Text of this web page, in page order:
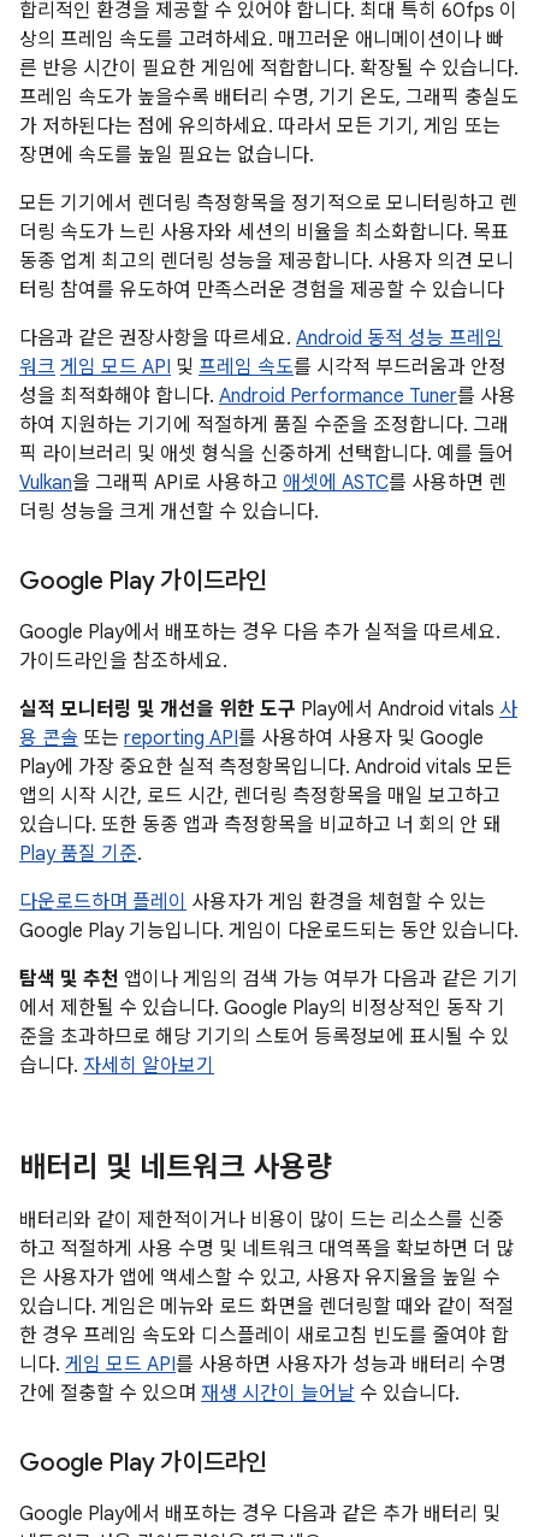
합리적인 환경을 제공할 수 있어야 합니다. 최대 특히 60fps 이
상의 프레임 속도를 고려하세요. 매끄러운 애니메이션이나 빠
른 반응 시간이 필요한 게임에 적합합니다. 확장될 수 있습니다.
프레임 속도가 높을수록 배터리 수명, 기기 온도, 그래픽 충실도
가 저하된다는 점에 유의하세요. 따라서 모든 기기, 게임 또는
장면에 속도를 높일 필요는 없습니다.
모든 기기에서 렌더링 측정항목을 정기적으로 모니터링하고 렌
더링 속도가 느린 사용자와 세션의 비율을 최소화합니다. 목표
동종 업계 최고의 렌더링 성능을 제공합니다. 사용자 의견 모니
터링 참여를 유도하여 만족스러운 경험을 제공할 수 있습니다
다음과 같은 권장사항을 따르세요. Android 동적 성능 프레임
워크 게임 모드 API 및 프레임 속도를 시각적 부드러움과 안정
성을 최적화해야 합니다. Android Performance Tuner를 사용
하여 지원하는 기기에 적절하게 품질 수준을 조정합니다. 그래
픽 라이브러리 및 애셋 형식을 신중하게 선택합니다. 예를 들어
Vulkan을 그래픽 API로 사용하고 애셋에 ASTC를 사용하면 렌
더링 성능을 크게 개선할 수 있습니다.
Google Play 가이드라인
Google Play에서 배포하는 경우 다음 추가 실적을 따르세요.
가이드라인을 참조하세요.
실적 모니터링 및 개선을 위한 도구 Play에서 Android vitals 사
용 콘솔 또는 reporting API를 사용하여 사용자 및 Google
Play에 가장 중요한 실적 측정항목입니다. Android vitals 모든
앱의 시작 시간, 로드 시간, 렌더링 측정항목을 매일 보고하고
있습니다. 또한 동종 앱과 측정항목을 비교하고 너 회의 안 돼
Play 품질 기준.
다운로드하며 플레이 사용자가 게임 환경을 체험할 수 있는
Google Play 기능입니다. 게임이 다운로드되는 동안 있습니다.
탐색 및 추천 앱이나 게임의 검색 가능 여부가 다음과 같은 기기
에서 제한될 수 있습니다. Google Play의 비정상적인 동작 기
준을 초과하므로 해당 기기의 스토어 등록정보에 표시될 수 있
습니다. 자세히 알아보기
배터리 및 네트워크 사용량
배터리와 같이 제한적이거나 비용이 많이 드는 리소스를 신중
하고 적절하게 사용 수명 및 네트워크 대역폭을 확보하면 더 많
은 사용자가 앱에 액세스할 수 있고, 사용자 유지율을 높일 수
있습니다. 게임은 메뉴와 로드 화면을 렌더링할 때와 같이 적절
한 경우 프레임 속도와 디스플레이 새로고침 빈도를 줄여야 합
니다. 게임 모드 API를 사용하면 사용자가 성능과 배터리 수명
간에 절충할 수 있으며 재생 시간이 늘어날 수 있습니다.
Google Play 가이드라인
Google Play에서 배포하는 경우 다음과 같은 추가 배터리 및